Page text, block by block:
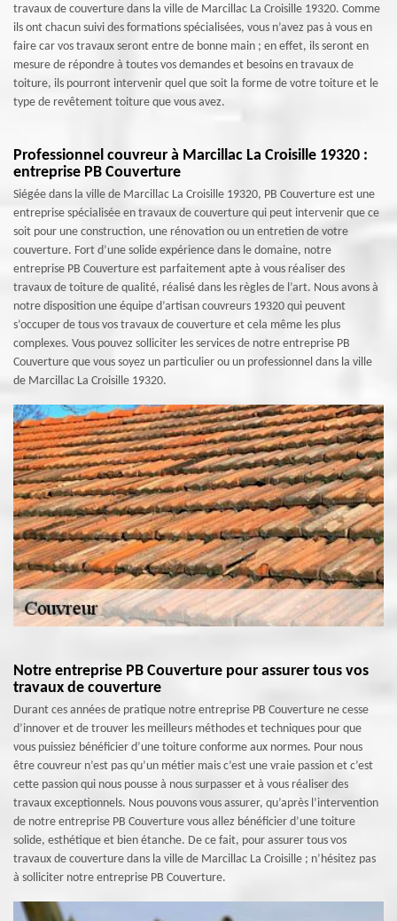
travaux de couverture dans la ville de Marcillac La Croisille 19320. Comme
ils ont chacun suivi des formations spécialisées, vous n’avez pas à vous en
faire car vos travaux seront entre de bonne main ; en effet, ils seront en
mesure de répondre à toutes vos demandes et besoins en travaux de
toiture, ils pourront intervenir quel que soit la forme de votre toiture et le
type de revêtement toiture que vous avez.
Professionnel couvreur à Marcillac La Croisille 19320 :
entreprise PB Couverture
Siégée dans la ville de Marcillac La Croisille 19320, PB Couverture est une
entreprise spécialisée en travaux de couverture qui peut intervenir que ce
soit pour une construction, une rénovation ou un entretien de votre
couverture. Fort d’une solide expérience dans le domaine, notre
entreprise PB Couverture est parfaitement apte à vous réaliser des
travaux de toiture de qualité, réalisé dans les règles de l’art. Nous avons à
notre disposition une équipe d’artisan couvreurs 19320 qui peuvent
s’occuper de tous vos travaux de couverture et cela même les plus
complexes. Vous pouvez solliciter les services de notre entreprise PB
Couverture que vous soyez un particulier ou un professionnel dans la ville
de Marcillac La Croisille 19320.
Notre entreprise PB Couverture pour assurer tous vos
travaux de couverture
Durant ces années de pratique notre entreprise PB Couverture ne cesse
d’innover et de trouver les meilleurs méthodes et techniques pour que
vous puissiez bénéficier d’une toiture conforme aux normes. Pour nous
être couvreur n’est pas qu’un métier mais c’est une vraie passion et c’est
cette passion qui nous pousse à nous surpasser et à vous réaliser des
travaux exceptionnels. Nous pouvons vous assurer, qu’après l’intervention
de notre entreprise PB Couverture vous allez bénéficier d’une toiture
solide, esthétique et bien étanche. De ce fait, pour assurer tous vos
travaux de couverture dans la ville de Marcillac La Croisille ; n’hésitez pas
à solliciter notre entreprise PB Couverture.